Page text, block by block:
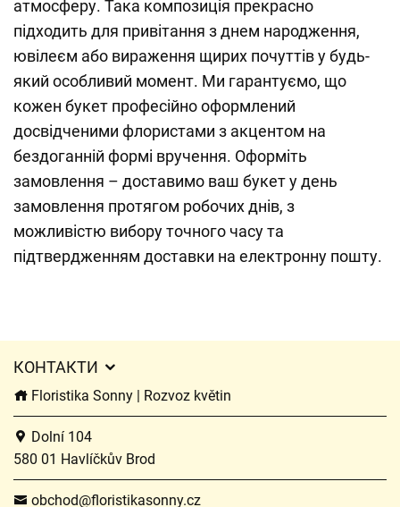
атмосферу. Така композиція прекрасно
підходить для привітання з днем народження,
ювілеєм або вираження щирих почуттів у будь-
який особливий момент. Ми гарантуємо, що
кожен букет професійно оформлений
досвідченими флористами з акцентом на
бездоганній формі вручення. Оформіть
замовлення – доставимо ваш букет у день
замовлення протягом робочих днів, з
можливістю вибору точного часу та
підтвердженням доставки на електронну пошту.
КОНТАКТИ
Floristika Sonny | Rozvoz květin
Dolní 104
580 01 Havlíčkův Brod
obchod@floristikasonny.cz